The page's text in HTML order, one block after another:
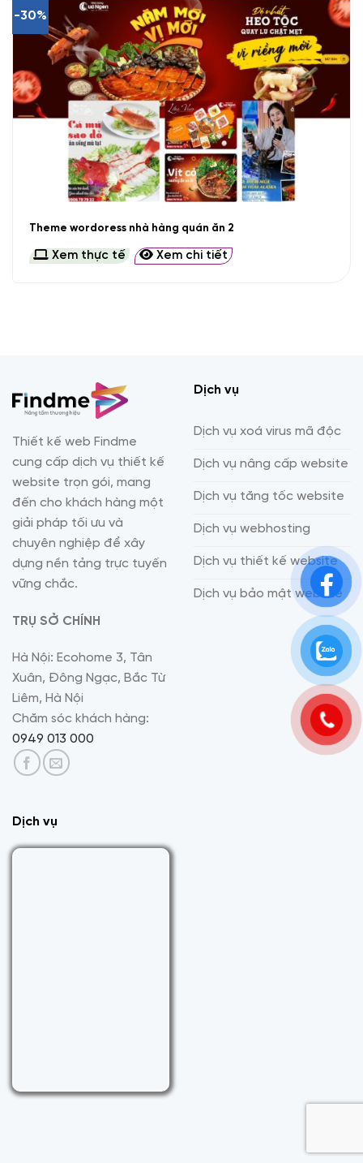
-30%
Theme wordoress nhà hàng quán ăn 2
Xem thực tế Xem chi tiết
Thiết kế web Findme
cung cấp dịch vụ thiết kế
website trọn gói, mang
đến cho khách hàng một
giải pháp tối ưu và
chuyên nghiệp để xây
dựng nền tảng trực tuyến
vững chắc.
TRỤ SỞ CHÍNH
Hà Nội: Ecohome 3, Tân
Xuân, Đông Ngạc, Bắc Từ
Liêm, Hà Nội
Chăm sóc khách hàng:
0949 013 000
Dịch vụ
Dịch vụ xoá virus mã độc
Dịch vụ nâng cấp website
Dịch vụ tăng tốc website
Dịch vụ webhosting
Dịch vụ thiết kế website
Dịch vụ bảo mật website
Dịch vụ